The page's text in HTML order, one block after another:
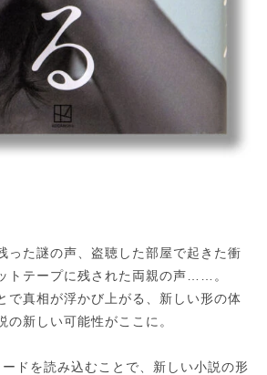
った謎の声、盗聴した部屋で起きた衝
トテープに残された両親の声……。
で真相が浮かび上がる、新しい形の体
の新しい可能性がここに。
ドを読み込むことで、新しい小説の形